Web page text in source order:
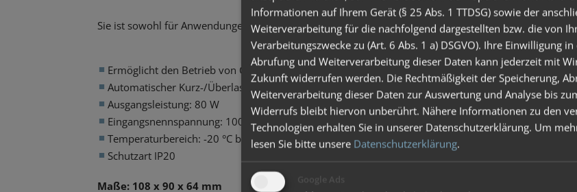
Sie ist sowohl für Anwendungen mit PoE (48 V) als auch mit PoE+ (52 V) ausgelegt.
Ermöglicht den Betrieb von Comfort IP-Türstationen
Automatischer Kurz-/Überlastungsschutz
Ausgangsleistung: 80 W
Eingangsnennspannung: 100 bis 240 VAC/50 bis 60 Hz
Temperaturbereich: -20 °C bis +45 °C
Schutzart IP20
Maße: 108 x 90 x 64 mm
Informationen auf Ihrem Gerät (§ 25 Abs. 1 TTDSG) sowie der
Weiterverarbeitung für die nachfolgend dargestellten bzw. die von
Verarbeitungszwecke zu (Art. 6 Abs. 1 a) DSGVO). Ihre Einwilligung
Abrufung und Weiterverarbeitung dieser Daten kann jederzeit mit
Zukunft widerrufen werden. Die Rechtmäßigkeit der Speicherung,
Weiterverarbeitung dieser Daten zur Auswertung und Analyse bis
Widerrufs bleibt hiervon unberührt. Nähere Informationen zu den
Technologien erhalten Sie in unserer Datenschutzerklärung. Um
lesen Sie bitte unsere Datenschutzerklärung.
Google Ads